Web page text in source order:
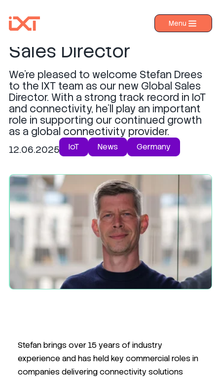
Menu
›
Industries
About IXT
Resources
Contact us
Meet our new Global
Sales Director
We’re pleased to welcome Stefan Drees
to the IXT team as our new Global Sales
Director. With a strong track record in IoT
and connectivity, he’ll play an important
role in supporting our continued growth
as a global connectivity provider.
12.06.2025 IoT News Germany
Stefan brings over 15 years of industry
experience and has held key commercial roles in
companies delivering connectivity solutions